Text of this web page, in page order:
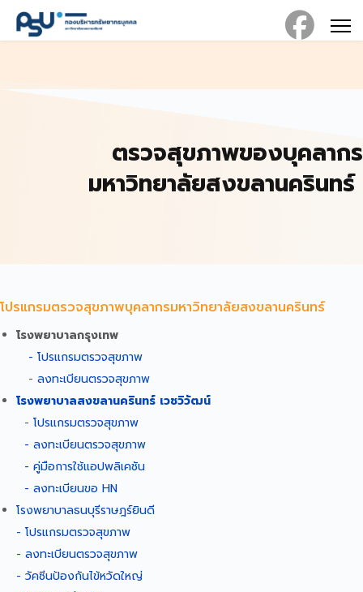
ตรวจสุขภาพของบุคลากร
มหาวิทยาลัยสงขลานครินทร์
โปรแกรมตรวจสุขภาพบุคลากรมหาวิทยาลัยสงขลานครินทร์
โรงพยาบาลกรุงเทพ
- โปรแกรมตรวจสุขภาพ
- ลงทะเบียนตรวจสุขภาพ
โรงพยาบาลสงขลานครินทร์ เวชวิวัฒน์
- โปรแกรมตรวจสุขภาพ
- ลงทะเบียนตรวจสุขภาพ
- คู่มือการใช้แอปพลิเคชัน
- ลงทะเบียนขอ HN
โรงพยาบาลธนบุรีราษฎร์ยินดี
- โปรแกรมตรวจสุขภาพ
- ลงทะเบียนตรวจสุขภาพ
- วัคซีนป้องกันไข้หวัดใหญ่